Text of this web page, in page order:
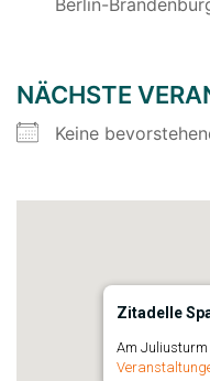
Berlin-
NÄCHSTE
Keine
Zitadelle
Am Juliusturm